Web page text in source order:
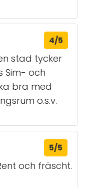
4/5
stad tycker
Sim- och
bra med
o.s.v.
5/5
och fräscht.